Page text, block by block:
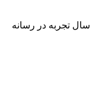
تجربه در رسانه‌